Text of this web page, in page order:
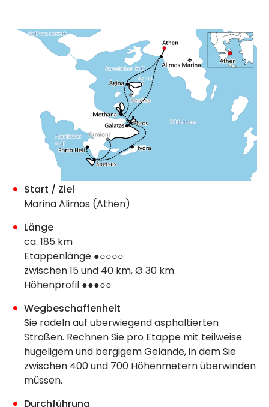
Start / Ziel
Marina Alimos (Athen)
Länge
ca. 185 km
Etappenlänge ●○○○○
zwischen 15 und 40 km, Ø 30 km
Höhenprofil ●●●○○
Wegbeschaffenheit
Sie radeln auf überwiegend asphaltierten
Straßen. Rechnen Sie pro Etappe mit teilweise
hügeligem und bergigem Gelände, in dem Sie
zwischen 400 und 700 Höhenmetern überwinden
müssen.
Durchführung